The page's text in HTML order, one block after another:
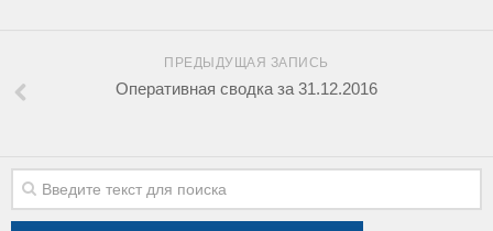
ПРЕДЫДУЩАЯ ЗАПИСЬ
Оперативная сводка за 31.12.2016